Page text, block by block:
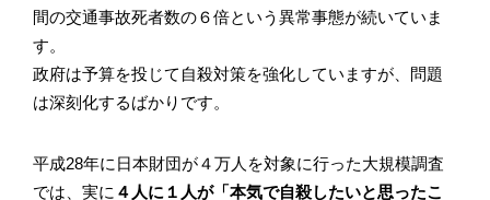
間の交通事故死者数の６倍という異常事態が続いていま
す。
政府は予算を投じて自殺対策を強化していますが、問題
は深刻化するばかりです。
平成28年に日本財団が４万人を対象に行った大規模調査
では、実に ４人に１人が「本気で自殺したいと思ったこ